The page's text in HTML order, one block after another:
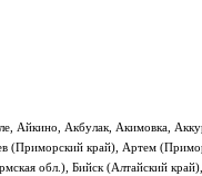
Айкино, Акбулак, Акимовка,
край), Артем
обл.), Бийск (Алтайский